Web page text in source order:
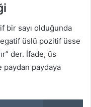
bir sayı olduğunda
üslü pozitif üsse
der. İfade, üs
paydaya